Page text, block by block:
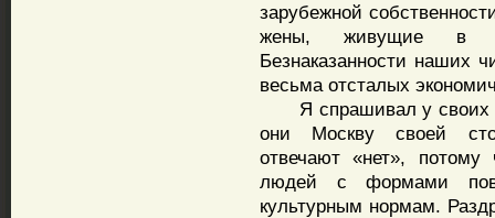
зарубежной
жены, живущие в
Безнаказанности наших
весьма отсталых
Я спрашивал у своих
они Москву своей
отвечают «нет»,
людей с формами
культурным нормам.